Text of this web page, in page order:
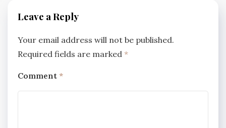
Leave a Reply
Your email address will not be published.
Required fields are marked *
Comment *